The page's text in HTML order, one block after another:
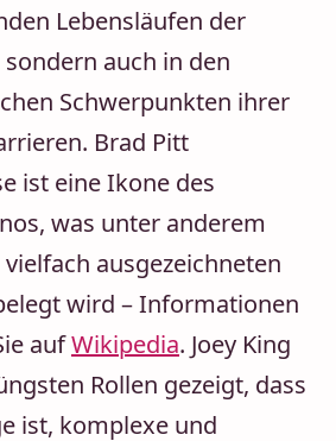
Lebensläufen der
sondern auch in den
Schwerpunkten ihrer
Brad Pitt
ist eine Ikone des
was unter anderem
ausgezeichneten
wird – Informationen
aufWikipedia. Joey King
Rollen gezeigt, dass
ist, komplexe und